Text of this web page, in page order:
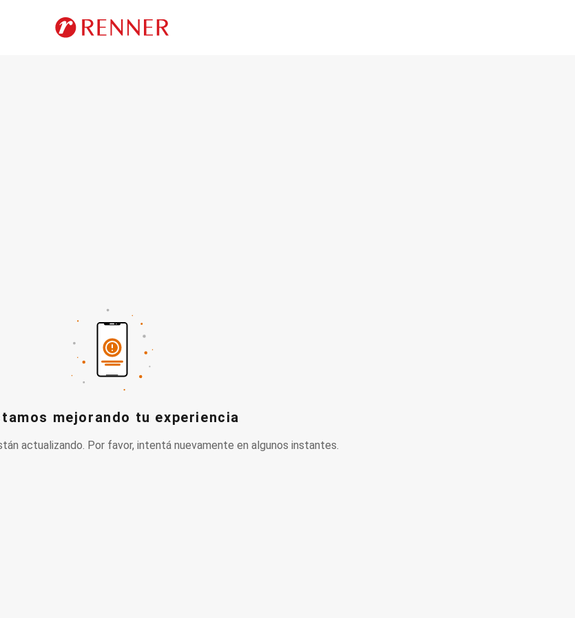
mejorando tu experiencia
actualizando. Por favor, intentá nuevamente en algunos instantes.